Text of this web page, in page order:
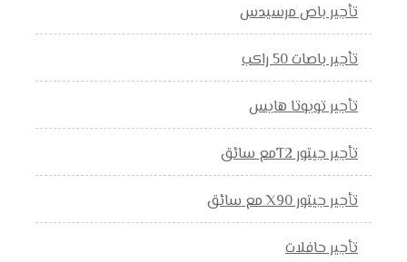
تأجير باص مرسيدس
تأجير باصات 50 راكب
تأجير تويوتا هايس
تأجير جيتور T2مع سائق
تأجير جيتور X90 مع سائق
تأجير حافلات